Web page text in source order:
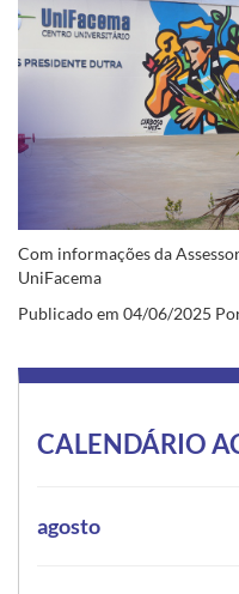
Com informações da
UniFacema
Publicado em 04/06/2025
CALENDÁRIO
agosto